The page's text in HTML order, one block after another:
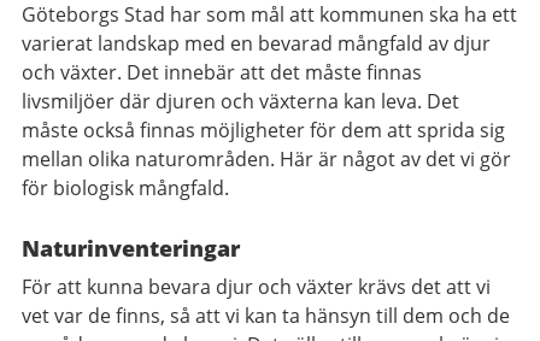
Göteborgs Stad har som mål att kommunen ska ha ett
varierat landskap med en bevarad mångfald av djur
och växter. Det innebär att det måste finnas
livsmiljöer där djuren och växterna kan leva. Det
måste också finnas möjligheter för dem att sprida sig
mellan olika naturområden. Här är något av det vi gör
för biologisk mångfald.
Naturinventeringar
För att kunna bevara djur och växter krävs det att vi
vet var de finns, så att vi kan ta hänsyn till dem och de